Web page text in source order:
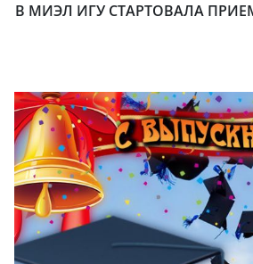
В МИЭЛ ИГУ СТАРТОВАЛА